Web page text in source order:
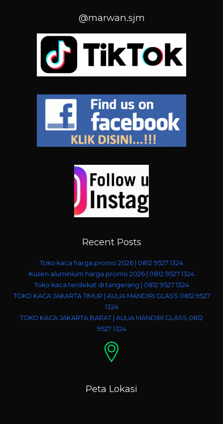
@marwan.sjm
Recent Posts
Toko kaca harga promo 2026 | 0812 9527 1324
Kusen aluminium harga promo 2026 | 0812 9527 1324
Toko kaca terdekat di tangerang | 0812 9527 1324
TOKO KACA JAKARTA TIMUR | AULIA MANDIRI GLASS 0812 9527
1324
TOKO KACA JAKARTA BARAT | AULIA MANDIRI GLASS 0812
9527 1324
Peta Lokasi